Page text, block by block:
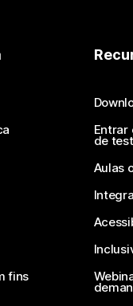
fins
Entrar
de
Aulas